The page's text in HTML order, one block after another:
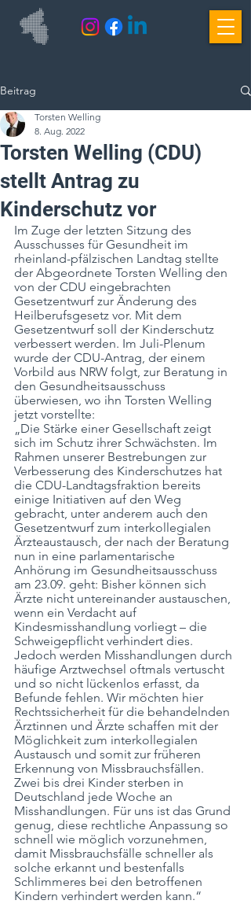
Beitrag
Torsten Welling (CDU)
stellt Antrag zu
Kinderschutz vor
Torsten Welling
8. Aug. 2022
Im Zuge der letzten Sitzung des
Ausschusses für Gesundheit im
rheinland-pfälzischen Landtag stellte
der Abgeordnete Torsten Welling den
von der CDU eingebrachten
Gesetzentwurf zur Änderung des
Heilberufsgesetz vor. Mit dem
Gesetzentwurf soll der Kinderschutz
verbessert werden. Im Juli-Plenum
wurde der CDU-Antrag, der einem
Vorbild aus NRW folgt, zur Beratung in
den Gesundheitsausschuss
überwiesen, wo ihn Torsten Welling
jetzt vorstellte:
„Die Stärke einer Gesellschaft zeigt
sich im Schutz ihrer Schwächsten. Im
Rahmen unserer Bestrebungen zur
Verbesserung des Kinderschutzes hat
die CDU-Landtagsfraktion bereits
einige Initiativen auf den Weg
gebracht, unter anderem auch den
Gesetzentwurf zum interkollegialen
Ärzteaustausch, der nach der Beratung
nun in eine parlamentarische
Anhörung im Gesundheitsausschuss
am 23.09. geht: Bisher können sich
Ärzte nicht untereinander austauschen,
wenn ein Verdacht auf
Kindesmisshandlung vorliegt – die
Schweigepflicht verhindert dies.
Jedoch werden Misshandlungen durch
häufige Arztwechsel oftmals vertuscht
und so nicht lückenlos erfasst, da
Befunde fehlen. Wir möchten hier
Rechtssicherheit für die behandelnden
Ärztinnen und Ärzte schaffen mit der
Möglichkeit zum interkollegialen
Austausch und somit zur früheren
Erkennung von Missbrauchsfällen.
Zwei bis drei Kinder sterben in
Deutschland jede Woche an
Misshandlungen. Für uns ist das Grund
genug, diese rechtliche Anpassung so
schnell wie möglich vorzunehmen,
damit Missbrauchsfälle schneller als
solche erkannt und bestenfalls
Schlimmeres bei den betroffenen
Kindern verhindert werden kann.“